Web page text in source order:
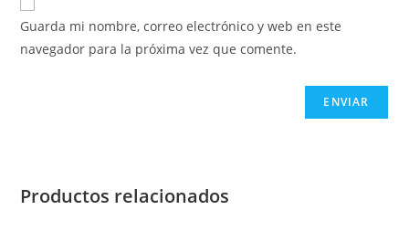
Guarda mi nombre, correo electrónico y web en este
navegador para la próxima vez que comente.
Productos relacionados